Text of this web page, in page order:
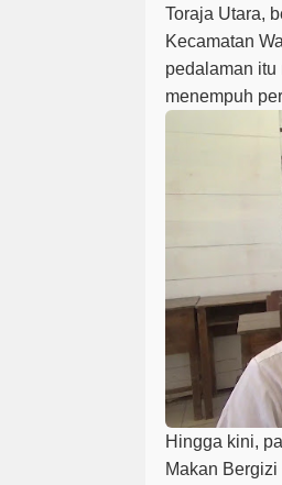
Toraja Utara,
Kecamatan
pedalaman
menempuh
Hingga kini,
Makan